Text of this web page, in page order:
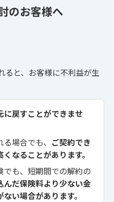
のお客様へ
ると、お客様に不利益が生
に戻すことができませ
場合でも、 ご契約でき
なることがあります。
も、短期間での解約の
んだ保険料より少ない金
い場合があります。